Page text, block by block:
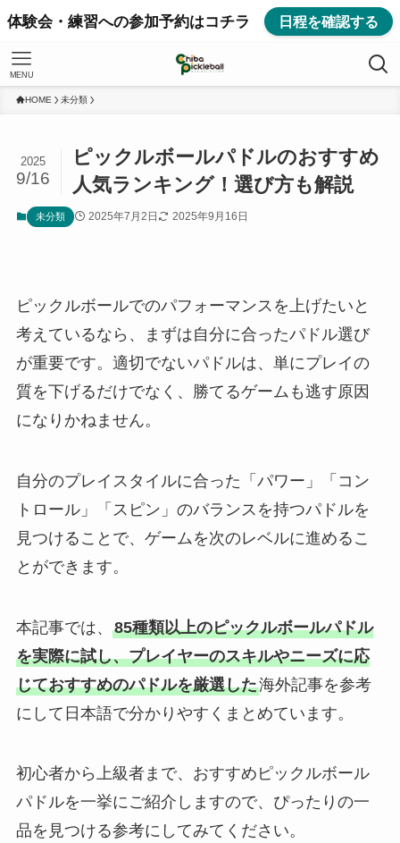
体験会・練習への参加予約はコチラ 日程を確認する
MENU
HOME 未分類
ピックルボールパドルのおすすめ
人気ランキング！選び方も解説
2025
9/16
未分類 2025年7月2日 2025年9月16日
ピックルボールでのパフォーマンスを上げたいと
考えているなら、まずは自分に合ったパドル選び
が重要です。適切でないパドルは、単にプレイの
質を下げるだけでなく、勝てるゲームも逃す原因
になりかねません。
自分のプレイスタイルに合った「パワー」「コン
トロール」「スピン」のバランスを持つパドルを
見つけることで、ゲームを次のレベルに進めるこ
とができます。
本記事では、 85種類以上のピックルボールパドル
を実際に試し、プレイヤーのスキルやニーズに応
じておすすめのパドルを厳選した海外記事を参考
にして日本語で分かりやすくまとめています。
初心者から上級者まで、おすすめピックルボール
パドルを一挙にご紹介しますので、ぴったりの一
品を見つける参考にしてみてください。